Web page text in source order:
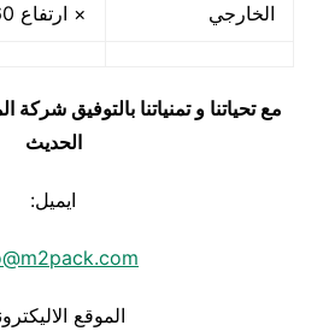
الخارجي
× ارتفاع 60 سم
مع تحياتنا و تمنياتنا بالتوفيق
الحديث
ايميل:
الموقع